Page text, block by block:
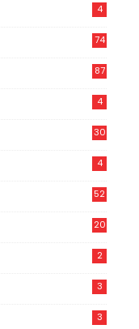
4
74
87
4
30
4
52
20
2
3
3